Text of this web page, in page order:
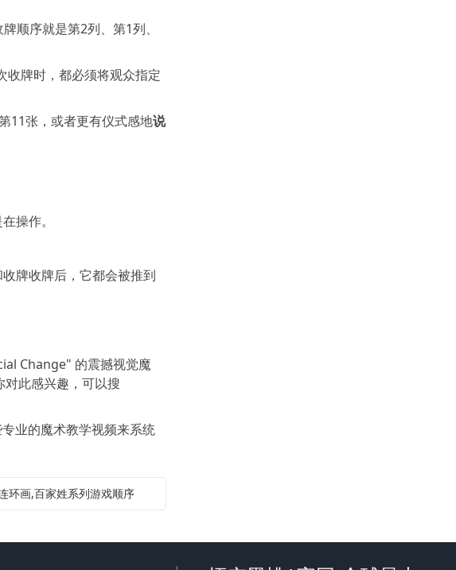
顺序就是第2列、第1列、
收牌时，都必须将观众指定
11张，或者更有仪式感地说
操作。
牌收牌后，它都会被推到
Change" 的震撼视觉魔
此感兴趣，可以搜
业的魔术教学视频来系统
环画,百家姓系列游戏顺序